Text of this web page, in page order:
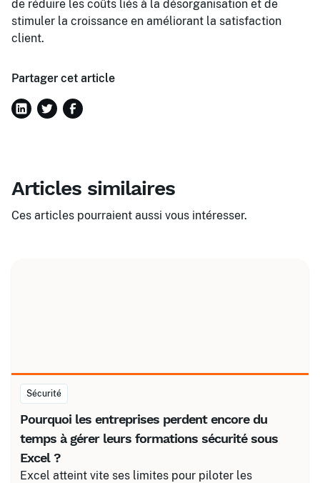
de réduire les coûts liés à la désorganisation et de
stimuler la croissance en améliorant la satisfaction
client.
Partager cet article
Articles similaires
Ces articles pourraient aussi vous intéresser.
Sécurité
Pourquoi les entreprises perdent encore du
temps à gérer leurs formations sécurité sous
Excel ?
Excel atteint vite ses limites pour piloter les